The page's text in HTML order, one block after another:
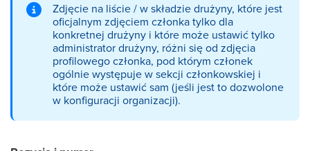
Zdjęcie na liście / w składzie drużyny, które jest
oficjalnym zdjęciem członka tylko dla
konkretnej drużyny i które może ustawić tylko
administrator drużyny, różni się od zdjęcia
profilowego członka, pod którym członek
ogólnie występuje w sekcji członkowskiej i
które może ustawić sam (jeśli jest to dozwolone
w konfiguracji organizacji).